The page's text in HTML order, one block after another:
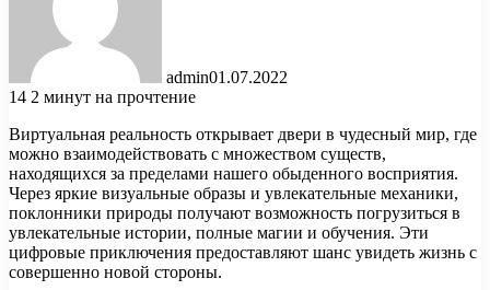
admin01.07.2022
14 2 минут на прочтение
Виртуальная реальность открывает двери в чудесный мир, где
можно взаимодействовать с множеством существ,
находящихся за пределами нашего обыденного восприятия.
Через яркие визуальные образы и увлекательные механики,
поклонники природы получают возможность погрузиться в
увлекательные истории, полные магии и обучения. Эти
цифровые приключения предоставляют шанс увидеть жизнь с
совершенно новой стороны.